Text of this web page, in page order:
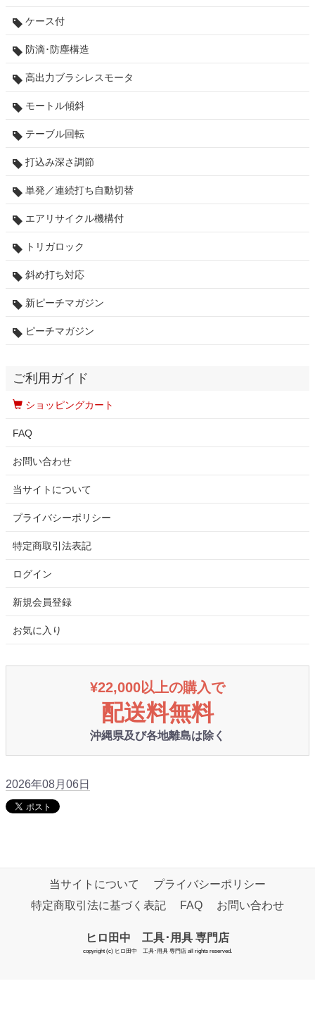
ケース付
防滴･防塵構造
高出力ブラシレスモータ
モートル傾斜
テーブル回転
打込み深さ調節
単発／連続打ち自動切替
エアリサイクル機構付
トリガロック
斜め打ち対応
新ピーチマガジン
ピーチマガジン
ご利用ガイド
ショッピングカート
FAQ
お問い合わせ
当サイトについて
プライバシーポリシー
特定商取引法表記
ログイン
新規会員登録
お気に入り
¥22,000以上の購入で
配送料無料
沖縄県及び各地離島は除く
2026年08月06日
当サイトについて
プライバシーポリシー
特定商取引法に基づく表記
FAQ お問い合わせ
ヒロ田中 工具･用具 専門店
copyright (c) ヒロ田中 工具･用具 専門店 all rights reserved.